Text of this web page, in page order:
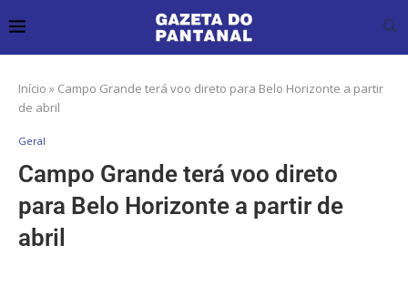
Início » Campo Grande terá voo direto para Belo Horizonte a partir
de abril
Geral
Campo Grande terá voo direto
para Belo Horizonte a partir de
abril